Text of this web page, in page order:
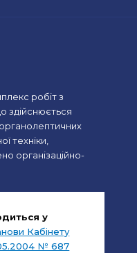
робіт з
здійснюється
техніки,
організаційно-
у
Кабінету
№ 687